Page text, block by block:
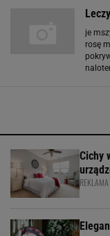
je
rosę
Cichy
REKLAMA